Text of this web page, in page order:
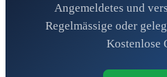
Angemeldetes und
Regelmässige oder
Kostenlose